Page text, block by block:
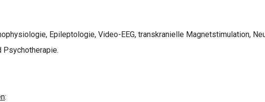
Epileptologie, Video-EEG, transkranielle Magnetstimulation,
Psychotherapie.
: